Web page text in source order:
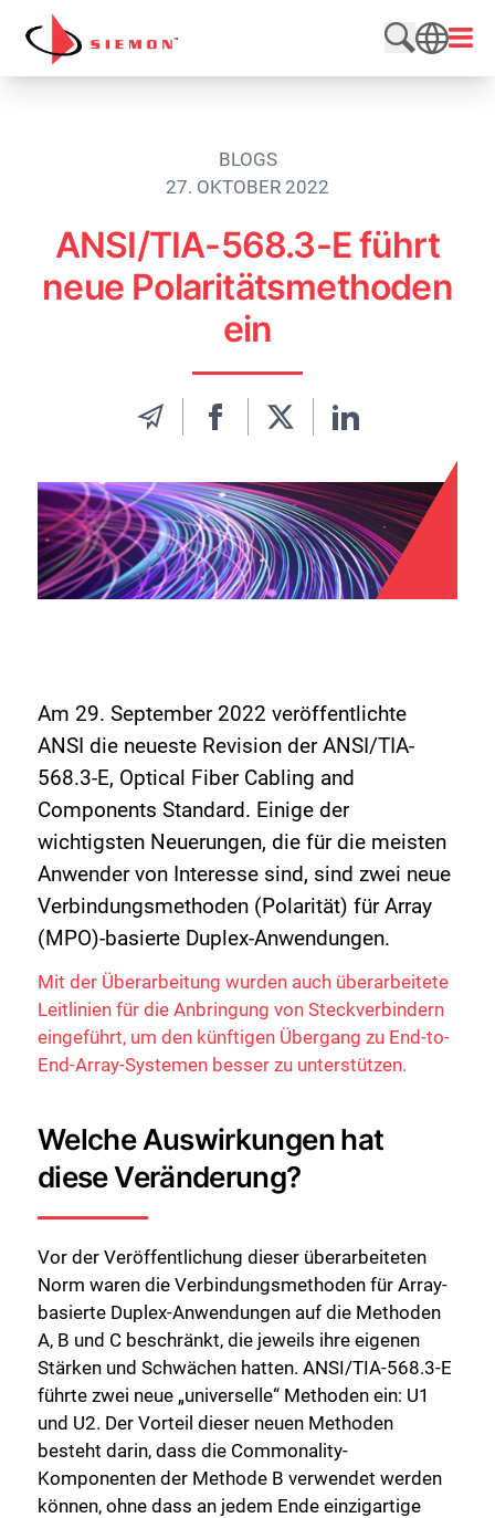
Direkt zum Inhalt wechseln
Website
SEARCH
BLOGS
27. OKTOBER 2022
ANSI/TIA-568.3-E führt
neue Polaritätsmethoden
ein
Am 29. September 2022 veröffentlichte
ANSI die neueste Revision der ANSI/TIA-
568.3-E, Optical Fiber Cabling and
Components Standard. Einige der
wichtigsten Neuerungen, die für die meisten
Anwender von Interesse sind, sind zwei neue
Verbindungsmethoden (Polarität) für Array
(MPO)-basierte Duplex-Anwendungen.
Mit der Überarbeitung wurden auch überarbeitete
Leitlinien für die Anbringung von Steckverbindern
eingeführt, um den künftigen Übergang zu End-to-
End-Array-Systemen besser zu unterstützen.
Welche Auswirkungen hat
diese Veränderung?
Vor der Veröffentlichung dieser überarbeiteten
Norm waren die Verbindungsmethoden für Array-
basierte Duplex-Anwendungen auf die Methoden
A, B und C beschränkt, die jeweils ihre eigenen
Stärken und Schwächen hatten. ANSI/TIA-568.3-E
führte zwei neue „universelle“ Methoden ein: U1
und U2. Der Vorteil dieser neuen Methoden
besteht darin, dass die Commonality-
Komponenten der Methode B verwendet werden
können, ohne dass an jedem Ende einzigartige